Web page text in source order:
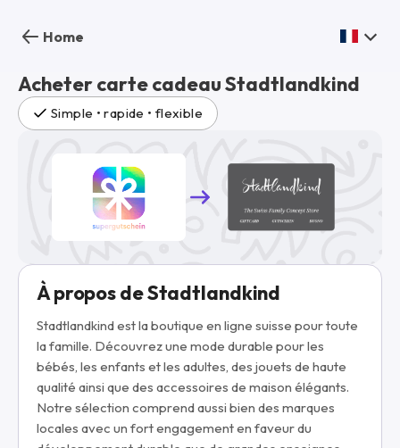
Home
Acheter carte cadeau Stadtlandkind
Simple • rapide • flexible
À propos de Stadtlandkind
Stadtlandkindest la boutique en ligne suisse pour toute
la famille. Découvrez une mode durable pour les
bébés, les enfants et les adultes, des jouets de haute
qualité ainsi que des accessoires de maison élégants.
Notre sélection comprend aussi bien des marques
locales avec un fort engagement en faveur du